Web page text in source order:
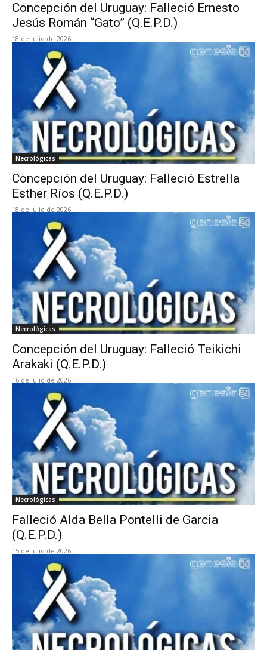
Concepción del Uruguay: Falleció Ernesto
Jesús Román “Gato” (Q.E.P.D.)
18 de julio de 2026
Necrológicas
Concepción del Uruguay: Falleció Estrella
Esther Ríos (Q.E.P.D.)
18 de julio de 2026
Necrológicas
Concepción del Uruguay: Falleció Teikichi
Arakaki (Q.E.P.D.)
16 de julio de 2026
Necrológicas
Falleció Alda Bella Pontelli de Garcia
(Q.E.P.D.)
15 de julio de 2026